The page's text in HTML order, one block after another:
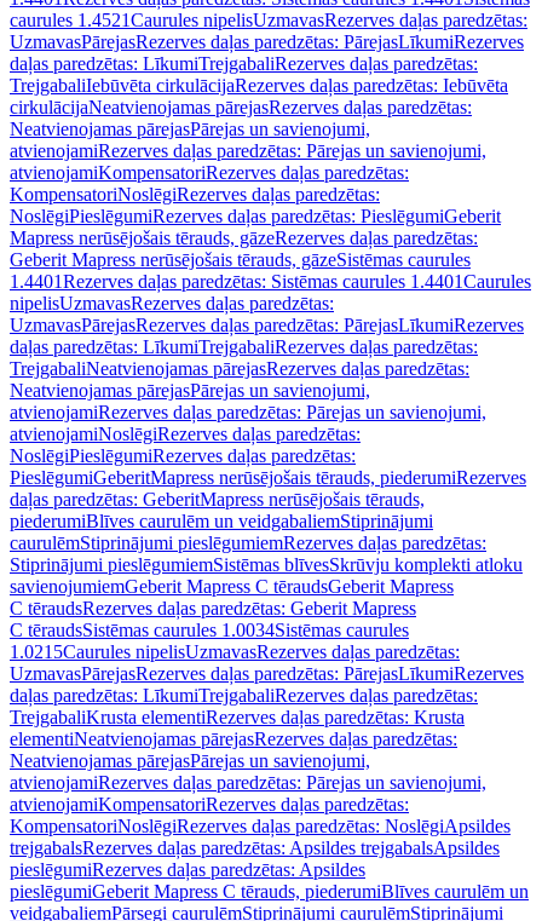
caurules 1.4521Caurules nipelisUzmavasRezerves daļas paredzētas:
UzmavasPārejasRezerves daļas paredzētas: PārejasLīkumiRezerves
daļas paredzētas: LīkumiTrejgabaliRezerves daļas paredzētas:
TrejgabaliIebūvēta cirkulācijaRezerves daļas paredzētas: Iebūvēta
cirkulācijaNeatvienojamas pārejasRezerves daļas paredzētas:
Neatvienojamas pārejasPārejas un savienojumi,
atvienojamiRezerves daļas paredzētas: Pārejas un savienojumi,
atvienojamiKompensatoriRezerves daļas paredzētas:
KompensatoriNoslēgiRezerves daļas paredzētas:
NoslēgiPieslēgumiRezerves daļas paredzētas: PieslēgumiGeberit
Mapress nerūsējošais tērauds, gāzeRezerves daļas paredzētas:
Geberit Mapress nerūsējošais tērauds, gāzeSistēmas caurules
1.4401Rezerves daļas paredzētas: Sistēmas caurules 1.4401Caurules
nipelisUzmavasRezerves daļas paredzētas:
UzmavasPārejasRezerves daļas paredzētas: PārejasLīkumiRezerves
daļas paredzētas: LīkumiTrejgabaliRezerves daļas paredzētas:
TrejgabaliNeatvienojamas pārejasRezerves daļas paredzētas:
Neatvienojamas pārejasPārejas un savienojumi,
atvienojamiRezerves daļas paredzētas: Pārejas un savienojumi,
atvienojamiNoslēgiRezerves daļas paredzētas:
NoslēgiPieslēgumiRezerves daļas paredzētas:
PieslēgumiGeberitMapress nerūsējošais tērauds, piederumiRezerves
daļas paredzētas: GeberitMapress nerūsējošais tērauds,
piederumiBlīves caurulēm un veidgabaliemStiprinājumi
caurulēmStiprinājumi pieslēgumiemRezerves daļas paredzētas:
Stiprinājumi pieslēgumiemSistēmas blīvesSkrūvju komplekti atloku
savienojumiemGeberit Mapress C tēraudsGeberit Mapress
C tēraudsRezerves daļas paredzētas: Geberit Mapress
C tēraudsSistēmas caurules 1.0034Sistēmas caurules
1.0215Caurules nipelisUzmavasRezerves daļas paredzētas:
UzmavasPārejasRezerves daļas paredzētas: PārejasLīkumiRezerves
daļas paredzētas: LīkumiTrejgabaliRezerves daļas paredzētas:
TrejgabaliKrusta elementiRezerves daļas paredzētas: Krusta
elementiNeatvienojamas pārejasRezerves daļas paredzētas:
Neatvienojamas pārejasPārejas un savienojumi,
atvienojamiRezerves daļas paredzētas: Pārejas un savienojumi,
atvienojamiKompensatoriRezerves daļas paredzētas:
KompensatoriNoslēgiRezerves daļas paredzētas: NoslēgiApsildes
trejgabalsRezerves daļas paredzētas: Apsildes trejgabalsApsildes
pieslēgumiRezerves daļas paredzētas: Apsildes
pieslēgumiGeberit Mapress C tērauds, piederumiBlīves caurulēm un
veidgabaliemPārsegi caurulēmStiprinājumi caurulēmStiprinājumi